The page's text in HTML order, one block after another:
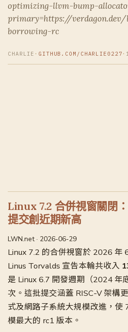
optimizing-llvm-bump-
primary=https://
borrowing-rc
CHARLIE · GITHUB.COM/CHARLIE0227 ·
Linux 7.2 合併視窗關閉
提交創近期新高
LWN.net · 2026-06-29
Linux 7.2 的合併視窗於 2026 年
Linus Torvalds 宣告本輪共收入
是 Linux 6.7 開發週期（2024 年
次。這批提交涵蓋 RISC-V 架構
式及網路子系統大規模改進，使
模最大的 rc1 版本。